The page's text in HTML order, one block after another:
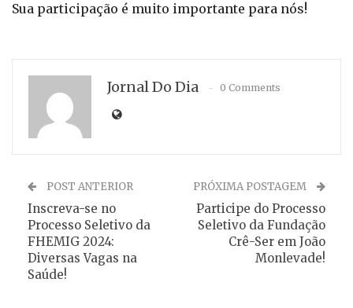
Sua participação é muito importante para nós!
Jornal Do Dia 0 Comments
POST ANTERIOR
Inscreva-se no
Processo Seletivo da
FHEMIG 2024:
Diversas Vagas na
Saúde!
PRÓXIMA POSTAGEM
Participe do Processo
Seletivo da Fundação
Crê-Ser em João
Monlevade!